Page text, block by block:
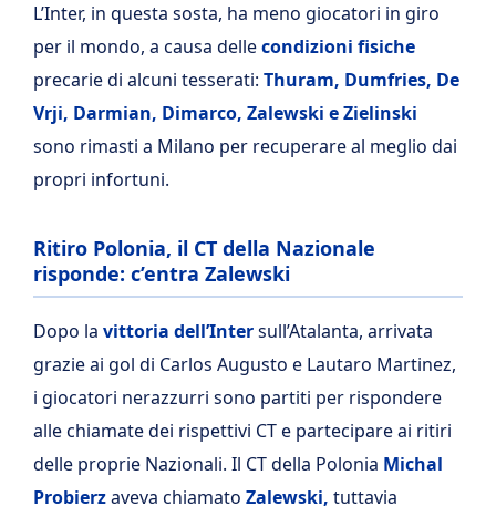
L’Inter, in questa sosta, ha meno giocatori in giro
per il mondo, a causa dellecondizioni fisiche
precarie di alcuni tesserati: Thuram, Dumfries, De
Vrji, Darmian, Dimarco, Zalewski e Zielinski
sono rimasti a Milano per recuperare al meglio dai
propri infortuni.
Ritiro Polonia, il CT della Nazionale
risponde: c’entra Zalewski
Dopo la vittoria dell’Intersull’Atalanta, arrivata
grazie ai gol di Carlos Augusto e Lautaro Martinez,
i giocatori nerazzurri sono partiti per rispondere
alle chiamate dei rispettivi CT e partecipare ai ritiri
delle proprie Nazionali. Il CT della Polonia Michal
Probierzaveva chiamato Zalewski, tuttavia